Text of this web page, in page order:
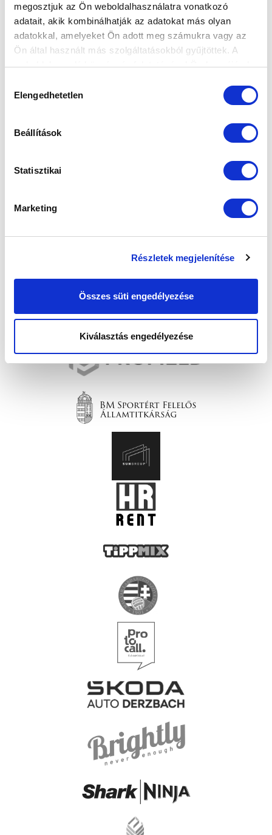
megosztjuk az Ön weboldalhasználatra vonatkozó
adatait, akik kombinálhatják az adatokat más olyan
adatokkal, amelyeket Ön adott meg számukra vagy az
Ön által használt más szolgáltatásokból gyűjtöttek. A
weboldalon való böngészés folytatásával Ön hozzájárul a
kiválasztása
Elengedhetetlen
Beállítások
Statisztikai
Marketing
Részletek megjelenítése
Összes süti engedélyezése
Kiválasztás engedélyezése
Elfogadom az Adatvédelmi tájékoztatót!